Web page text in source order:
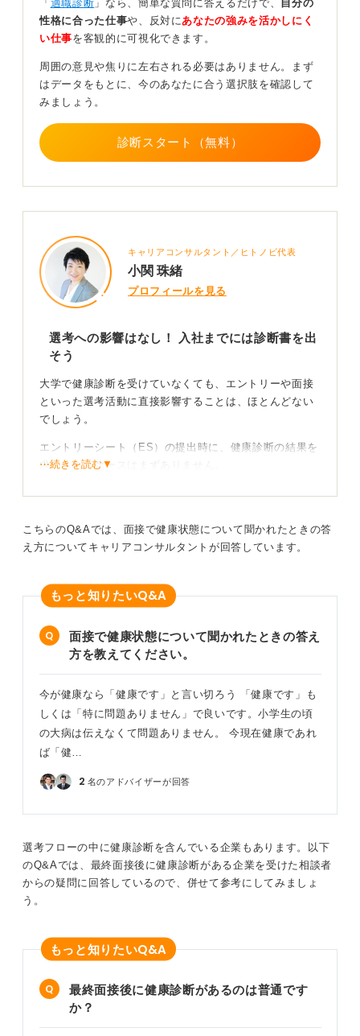
し大学で再度の受診機会があれば、それを活用するのも
良いでしょう。
なううえで配慮が必要か」という観点で、事実を正確に
申告することが大切です。必要に応じて、主治医の意見
書などを準備しておくと、その後の手続きがスムーズに
進みます。
「 適職診断 」なら、簡単な質問に答えるだけで、 自分の
性格に合った仕事や、反対に あなたの強みを活かしにく
い仕事を客観的に可視化できます。
周囲の意見や焦りに左右される必要はありません。まず
はデータをもとに、今のあなたに合う選択肢を確認して
みましょう。
診断スタート（無料）
キャリアコンサルタント／ヒトノビ代表
小関 珠緒
プロフィールを見る
選考への影響はなし！ 入社までには診断書を出
そう
大学で健康診断を受けていなくても、エントリーや面接
といった選考活動に直接影響することは、ほとんどない
でしょう。
エントリーシート（ES）の提出時に、健康診断の結果を
求められるケースはまずありません。
に健康上の問題なく業務を遂行できるかを確認するため
です。
安全管理が重要な職種では、提出が必要になる場合があ
ります。
必要に応じて準備！ 心配しすぎずに受診しよう
いなくても、個人で病院やクリニックの一般健康診断を
受ければ問題ありません。
費用は数千円から1万円くらいで、自治体が実施している
定後に企業が健康診断を用意してくれることもあります
⋯続きを読む▼
こちらのQ&Aでは、面接で健康状態について聞かれたときの答
え方についてキャリアコンサルタントが回答しています。
もっと知りたいQ&A
面接で健康状態について聞かれたときの答え
方を教えてください。
今が健康なら「健康です」と言い切ろう 「健康です」も
しくは「特に問題ありません」で良いです。小学生の頃
の大病は伝えなくて問題ありません。 今現在健康であれ
ば「健…
2 名のアドバイザーが回答
選考フローの中に健康診断を含んでいる企業もあります。以下
のQ&Aでは、最終面接後に健康診断がある企業を受けた相談者
からの疑問に回答しているので、併せて参考にしてみましょ
う。
もっと知りたいQ&A
最終面接後に健康診断があるのは普通です
か？